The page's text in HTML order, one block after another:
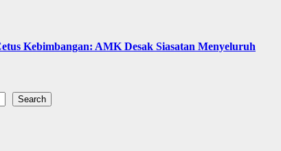
Kebimbangan: AMK Desak Siasatan Menyeluruh
Search